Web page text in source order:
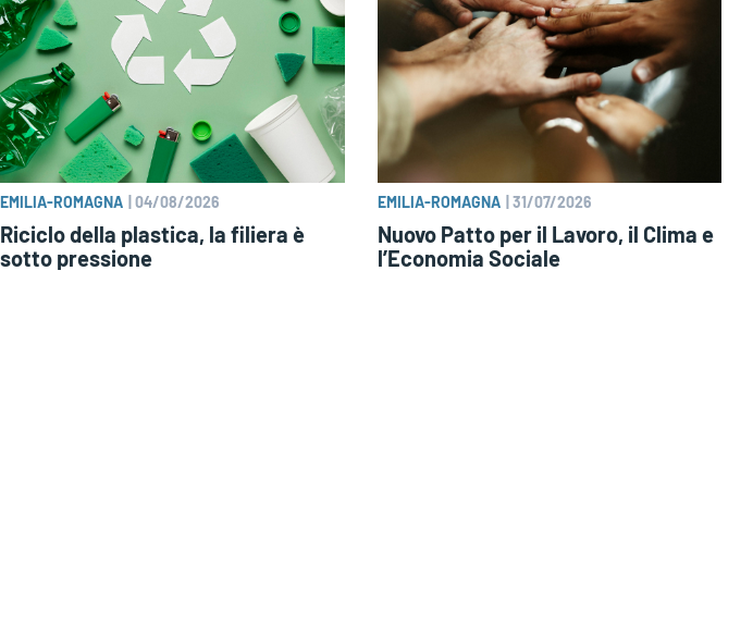
EMILIA-ROMAGNA 04/08/2026
Riciclo della plastica, la filiera è
sotto pressione
EMILIA-ROMAGNA 31/07/2026
Nuovo Patto per il Lavoro, il Clima e
l’Economia Sociale